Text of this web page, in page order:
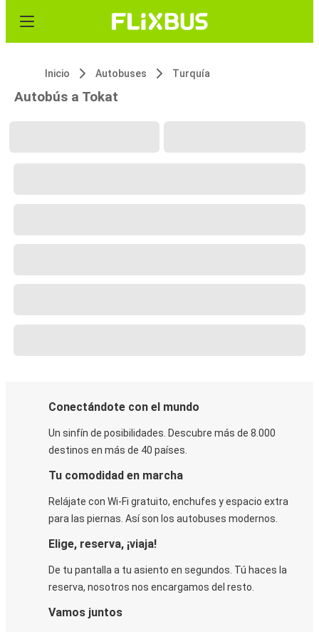
Inicio Autobuses Turquía
Autobús a Tokat
Conectándote con el mundo
Un sinfín de posibilidades. Descubre más de 8.000
destinos en más de 40 países.
Tu comodidad en marcha
Relájate con Wi-Fi gratuito, enchufes y espacio extra
para las piernas. Así son los autobuses modernos.
Elige, reserva, ¡viaja!
De tu pantalla a tu asiento en segundos. Tú haces la
reserva, nosotros nos encargamos del resto.
Vamos juntos